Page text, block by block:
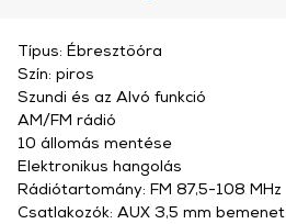
Típus: Ébresztőóra
Szín: piros
Szundi és az Alvó funkció
AM/FM rádió
10 állomás mentése
Elektronikus hangolás
Rádiótartomány: FM 87,5-108 MHz
Csatlakozók: AUX 3,5 mm bemenet